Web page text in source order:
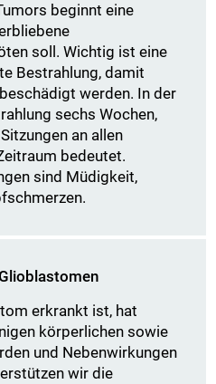
beginnt eine
soll. Wichtig ist eine
Bestrahlung, damit
werden. In der
sechs Wochen,
an allen
bedeutet.
sind Müdigkeit,
erkrankt ist, hat
körperlichen sowie
und Nebenwirkungen
wir die